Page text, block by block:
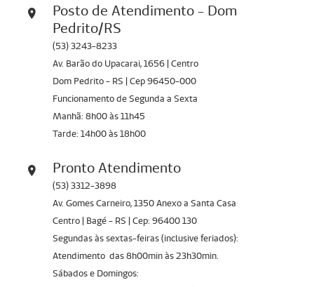
Posto de Atendimento - Dom
Pedrito/RS
(53) 3243-8233
Av. Barão do Upacarai, 1656 | Centro
Dom Pedrito - RS | Cep 96450-000
Funcionamento de Segunda a Sexta
Manhã: 8h00 às 11h45
Tarde: 14h00 às 18h00
Pronto Atendimento
(53) 3312-3898
Av. Gomes Carneiro, 1350 Anexo a Santa Casa
Centro | Bagé - RS | Cep: 96400 130
Segundas às sextas-feiras (inclusive feriados):
Atendimento das 8h00min às 23h30min.
Sábados e Domingos: